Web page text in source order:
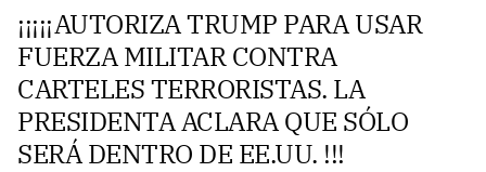
¡¡¡¡¡AUTORIZA TRUMP PARA USAR
FUERZA MILITAR CONTRA
CARTELES TERRORISTAS. LA
PRESIDENTA ACLARA QUE SÓLO
SERÁ DENTRO DE EE.UU. !!!